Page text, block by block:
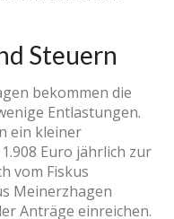
Steuern
bekommen die
Entlastungen.
ein kleiner
Euro jährlich zur
vom Fiskus
Meinerzhagen
Anträge einreichen.